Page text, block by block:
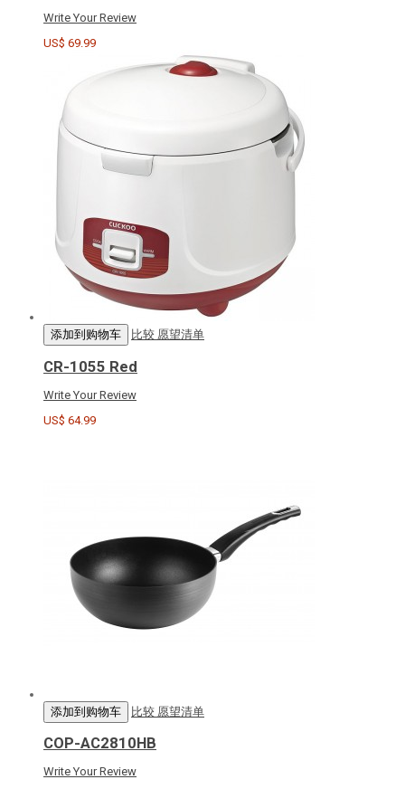
Write Your Review
US$ 69.99
添加到购物车 比较 愿望清单
CR-1055 Red
Write Your Review
US$ 64.99
添加到购物车 比较 愿望清单
COP-AC2810HB
Write Your Review